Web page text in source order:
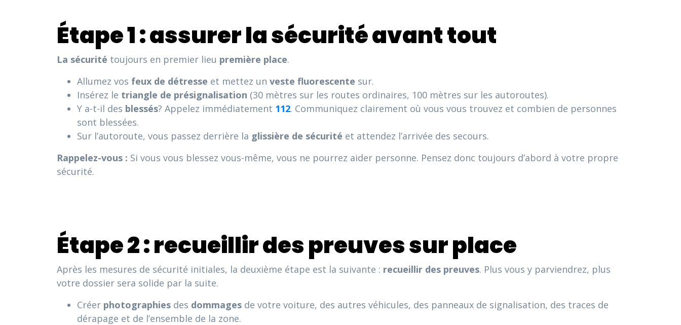
Étape 1 : assurer la sécurité avant tout
La sécurité toujours en premier lieu première place.
Allumez vos feux de détresse et mettez un veste fluorescente sur.
Insérez le triangle de présignalisation (30 mètres sur les routes ordinaires, 100 mètres sur les autoroutes).
Y a-t-il des blessés? Appelez immédiatement 112. Communiquez clairement où vous vous trouvez et combien de personnes
sont blessées.
Sur l’autoroute, vous passez derrière la glissière de sécurité et attendez l’arrivée des secours.
Rappelez-vous : Si vous vous blessez vous-même, vous ne pourrez aider personne. Pensez donc toujours d’abord à votre propre
sécurité.
Étape 2 : recueillir des preuves sur place
Après les mesures de sécurité initiales, la deuxième étape est la suivante : recueillir des preuves. Plus vous y parviendrez, plus
votre dossier sera solide par la suite.
Créer photographies des dommages de votre voiture, des autres véhicules, des panneaux de signalisation, des traces de
dérapage et de l’ensemble de la zone.